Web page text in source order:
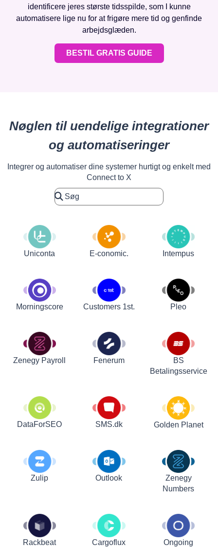
identificere jeres største tidsspilde, som I kunne
automatisere lige nu for at frigøre mere tid og genfinde
arbejdsglæden.
BESTIL GRATIS GUIDE
Nøglen til uendelige integrationer
og automatiseringer
Integrer og automatiser dine systemer hurtigt og enkelt med
Connect to X
Uniconta E-conomic. Intempus
Morningscore Customers 1st. Pleo
Zenegy Payroll Fenerum
BS
Betalingsservice
DataForSEO SMS.dk Golden Planet
Zulip Outlook
Zenegy
Numbers
Rackbeat Cargoflux
Ongoing